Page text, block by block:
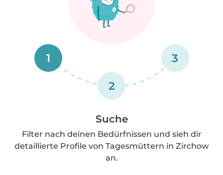
1
2
3
Suche
Filter nach deinen Bedürfnissen und sieh dir
detaillierte Profile von Tagesmüttern in Zirchow
an.